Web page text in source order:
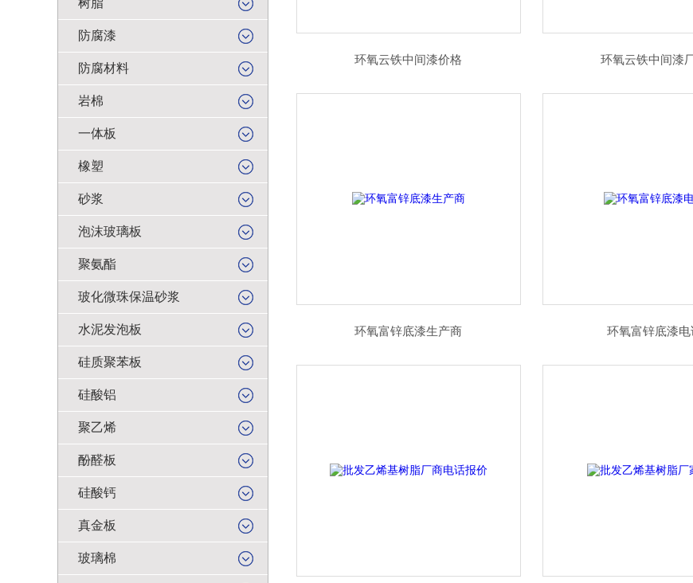
树脂
防腐漆
防腐材料
岩棉
一体板
橡塑
砂浆
泡沫玻璃板
聚氨酯
玻化微珠保温砂浆
水泥发泡板
硅质聚苯板
硅酸铝
聚乙烯
酚醛板
硅酸钙
真金板
玻璃棉
环氧云铁中间漆价格 环氧云铁中间漆
环氧富锌底漆生产商 环氧富锌底漆电